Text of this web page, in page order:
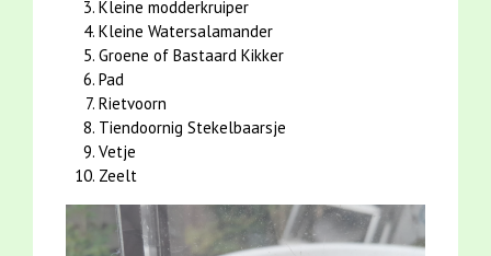
Kleine modderkruiper
Kleine Watersalamander
Groene of Bastaard Kikker
Pad
Rietvoorn
Tiendoornig Stekelbaarsje
Vetje
Zeelt